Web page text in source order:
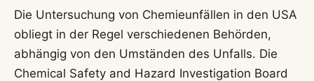
Die Untersuchung von Chemieunfällen in den USA
obliegt in der Regel verschiedenen Behörden,
abhängig von den Umständen des Unfalls. Die
Chemical Safety and Hazard Investigation Board